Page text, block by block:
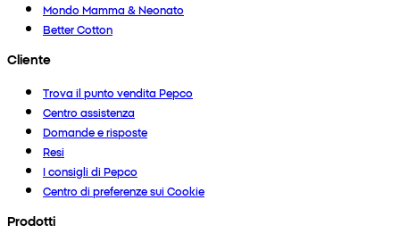
Mondo Mamma & Neonato
Better Cotton
Cliente
Trova il punto vendita Pepco
Centro assistenza
Domande e risposte
Resi
I consigli di Pepco
Centro di preferenze sui Cookie
Prodotti